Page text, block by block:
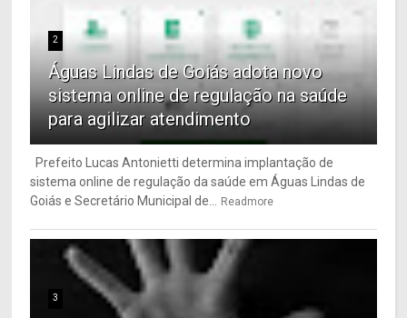
2
Águas Lindas de Goiás adota novo
sistema online de regulação na saúde
para agilizar atendimento
Prefeito Lucas Antonietti determina implantação de
sistema online de regulação da saúde em Águas Lindas de
Goiás e Secretário Municipal de...
Readmore
3